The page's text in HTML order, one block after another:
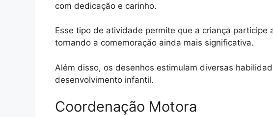
com dedicação e carinho.
Esse tipo de atividade permite que a criança participe
tornando a comemoração ainda mais significativa.
Além disso, os desenhos estimulam diversas
desenvolvimento infantil.
Coordenação Motora